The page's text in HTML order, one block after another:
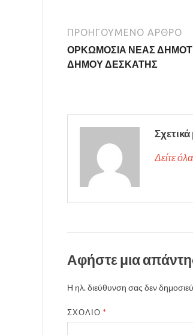
ΠΡΟΗΓΟΎΜΕΝΟ ΆΡΘΡΟ
ΟΡΚΩΜΟΣΙΑ ΝΕΑΣ
ΔΗΜΟΥ ΔΕΣΚΑΤΗΣ
Δείτε
Αφήστε μια
Η ηλ. διεύθυνση σας δεν
ΣΧΌΛΙΟ*